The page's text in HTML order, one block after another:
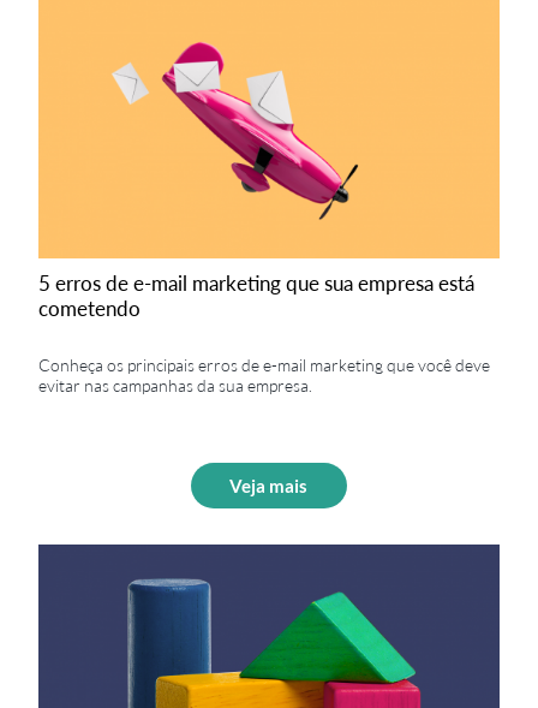
5 erros de e-mail marketing que sua empresa está
cometendo
Conheça os principais erros de e-mail marketing que você deve
evitar nas campanhas da sua empresa.
Veja mais